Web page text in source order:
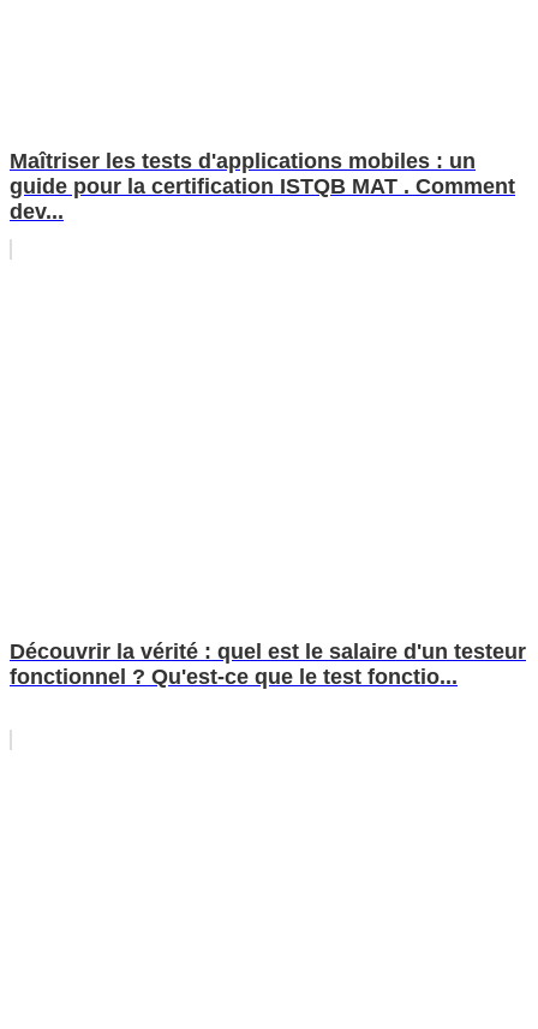
Maîtriser les tests d'applications mobiles : un
guide pour la certification ISTQB MAT . Comment
dev...
Découvrir la vérité : quel est le salaire d'un testeur
fonctionnel ? Qu'est-ce que le test fonctio...